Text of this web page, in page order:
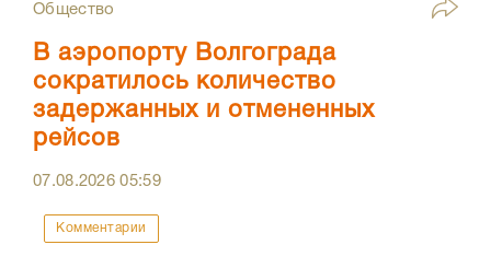
Общество
В аэропорту Волгограда
сократилось количество
задержанных и отмененных
рейсов
07.08.202605:59
Комментарии